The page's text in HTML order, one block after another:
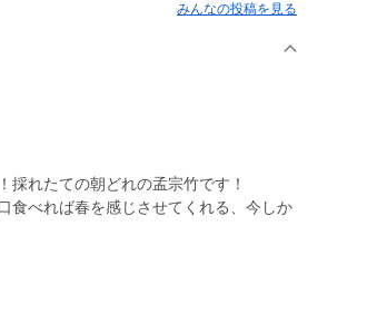
みんなの投稿を見る
採れたての朝どれの孟宗竹です！
食べれば春を感じさせてくれる、今しか